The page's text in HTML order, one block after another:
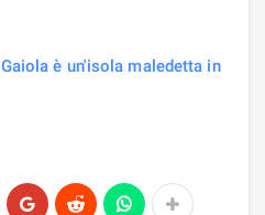
Gaiola è un'isola maledetta in